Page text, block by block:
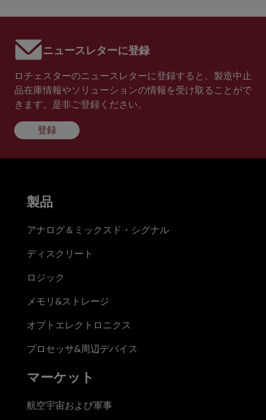
ニュースレターに登録
ロチェスターのニュースレターに登録すると、製造中止
品在庫情報やソリューションの情報を受け取ることがで
きます。是非ご登録ください。
登録
製品
アナログ＆ミックスド・シグナル
ディスクリート
ロジック
メモリ&ストレージ
オプトエレクトロニクス
プロセッサ&周辺デバイス
マーケット
航空宇宙および軍事